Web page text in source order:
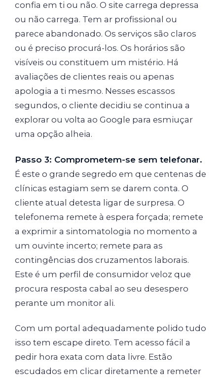
confia em ti ou não. O site carrega depressa
ou não carrega. Tem ar profissional ou
parece abandonado. Os serviços são claros
ou é preciso procurá-los. Os horários são
visíveis ou constituem um mistério. Há
avaliações de clientes reais ou apenas
apologia a ti mesmo. Nesses escassos
segundos, o cliente decidiu se continua a
explorar ou volta ao Google para esmiuçar
uma opção alheia.
Passo 3: Comprometem-se sem telefonar.
É este o grande segredo em que centenas de
clínicas estagiam sem se darem conta. O
cliente atual detesta ligar de surpresa. O
telefonema remete à espera forçada; remete
a exprimir a sintomatologia no momento a
um ouvinte incerto; remete para as
contingências dos cruzamentos laborais.
Este é um perfil de consumidor veloz que
procura resposta cabal ao seu desespero
perante um monitor ali.
Com um portal adequadamente polido tudo
isso tem escape direto. Tem acesso fácil a
pedir hora exata com data livre. Estão
escudados em clicar diretamente a remeter